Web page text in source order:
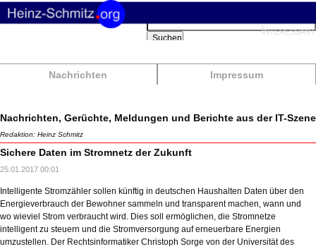
Nachrichten Impressum
Suchbegriffe
Suchen
Nachrichten, Gerüchte, Meldungen und Berichte aus der IT-Szene
Redaktion: Heinz Schmitz
Sichere Daten im Stromnetz der Zukunft
25.01.2017 00:01
Intelligente Stromzähler sollen künftig in deutschen Haushalten Daten über den
Energieverbrauch der Bewohner sammeln und transparent machen, wann und
wo wieviel Strom verbraucht wird. Dies soll ermöglichen, die Stromnetze
intelligent zu steuern und die Stromversorgung auf erneuerbare Energien
umzustellen. Der Rechtsinformatiker Christoph Sorge von der Universität des